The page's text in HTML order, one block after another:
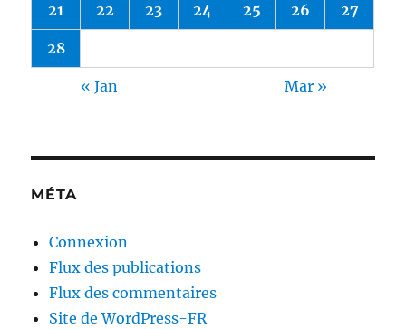
21 22 23 24 25 26 27
28
« Jan Mar »
MÉTA
Connexion
Flux des publications
Flux des commentaires
Site de WordPress-FR